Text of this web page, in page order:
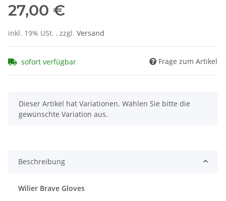
27,00 €
inkl. 19% USt. , zzgl. Versand
sofort verfügbar Frage zum Artikel
x
Dieser Artikel hat Variationen. Wählen Sie bitte die
gewünschte Variation aus.
Beschreibung
Wilier Brave Gloves